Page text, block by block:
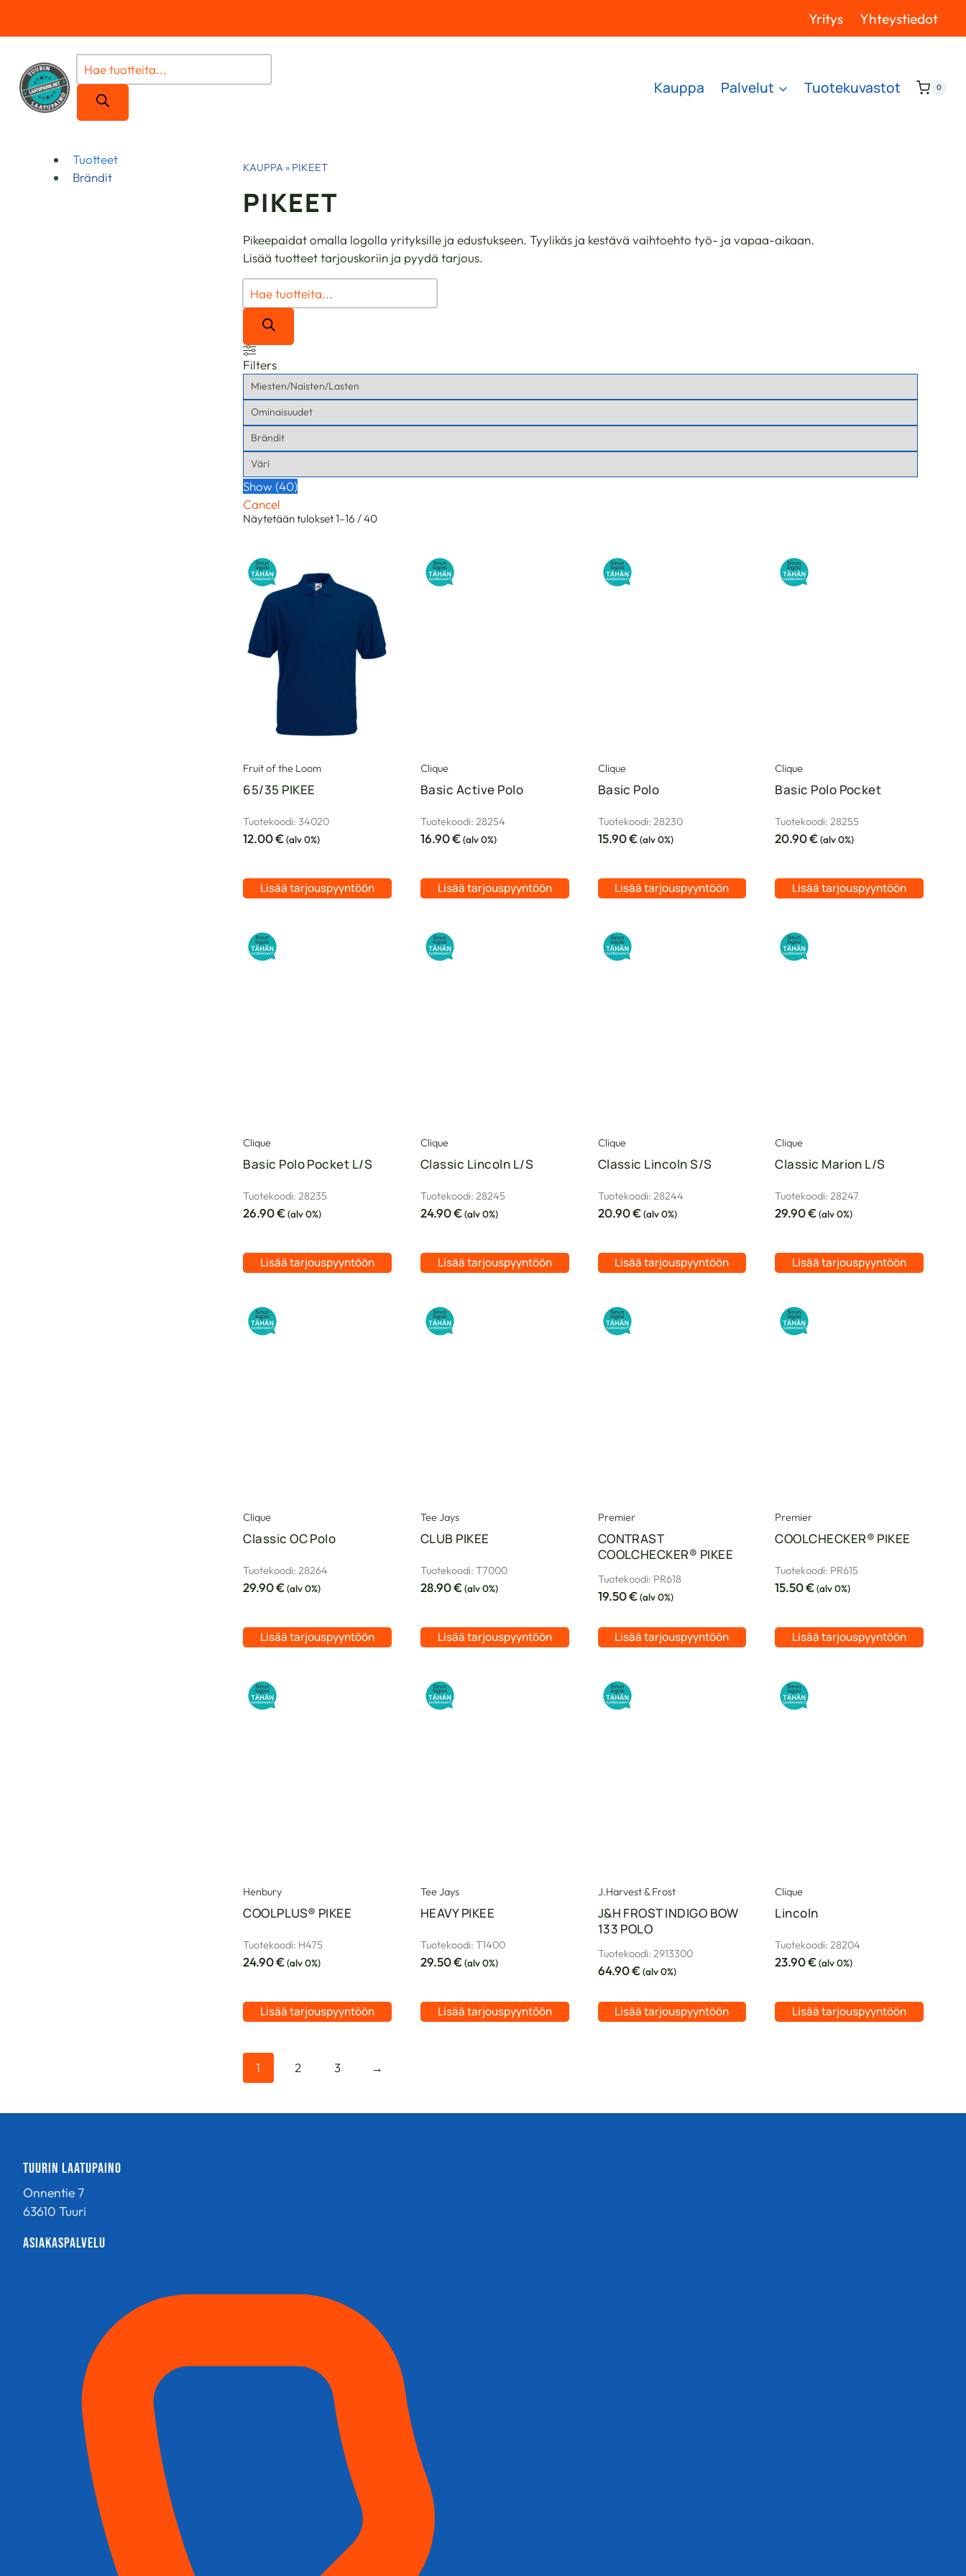
Yritys Yhteystiedot
Products
search
Kauppa Palvelut Tuotekuvastot 0
KAUPPA» PIKEET
PIKEET
Pikeepaidat omalla logolla yrityksille ja edustukseen. Tyylikäs ja kestävä vaihtoehto työ- ja vapaa-aikaan.
Lisää tuotteet tarjouskoriin ja pyydä tarjous.
Products
search
Filters
Show (40)
Cancel
Näytetään tulokset 1–16 / 40
Fruit of the Loom
65/35 PIKEE
Tuotekoodi: 34020
12.00€(alv 0%)
Lisää tarjouspyyntöön
Clique
Basic Active Polo
Tuotekoodi: 28254
16.90€(alv 0%)
Lisää tarjouspyyntöön
Clique
Basic Polo
Tuotekoodi: 28230
15.90€(alv 0%)
Lisää tarjouspyyntöön
Clique
Basic Polo Pocket
Tuotekoodi: 28255
20.90€(alv 0%)
Lisää tarjouspyyntöön
Clique
Basic Polo Pocket L/S
Tuotekoodi: 28235
26.90€(alv 0%)
Lisää tarjouspyyntöön
Clique
Classic Lincoln L/S
Tuotekoodi: 28245
24.90€(alv 0%)
Lisää tarjouspyyntöön
Clique
Classic Lincoln S/S
Tuotekoodi: 28244
20.90€(alv 0%)
Lisää tarjouspyyntöön
Clique
Classic Marion L/S
Tuotekoodi: 28247
29.90€(alv 0%)
Lisää tarjouspyyntöön
Clique
Classic OC Polo
Tuotekoodi: 28264
29.90€(alv 0%)
Lisää tarjouspyyntöön
Tee Jays
CLUB PIKEE
Tuotekoodi: T7000
28.90€(alv 0%)
Lisää tarjouspyyntöön
Premier
CONTRAST
COOLCHECKER® PIKEE
Tuotekoodi: PR618
19.50€(alv 0%)
Lisää tarjouspyyntöön
Premier
COOLCHECKER® PIKEE
Tuotekoodi: PR615
15.50€(alv 0%)
Lisää tarjouspyyntöön
Henbury
COOLPLUS® PIKEE
Tuotekoodi: H475
24.90€(alv 0%)
Lisää tarjouspyyntöön
Tee Jays
HEAVY PIKEE
Tuotekoodi: T1400
29.50€(alv 0%)
Lisää tarjouspyyntöön
J.Harvest & Frost
J&H FROST INDIGO BOW
133 POLO
Tuotekoodi: 2913300
64.90€(alv 0%)
Lisää tarjouspyyntöön
Clique
Lincoln
Tuotekoodi: 28204
23.90€(alv 0%)
Lisää tarjouspyyntöön
1 2 3 →
Tuotteet
Brändit
Tuurin Laatupaino
Onnentie 7
63610 Tuuri
Asiakaspalvelu